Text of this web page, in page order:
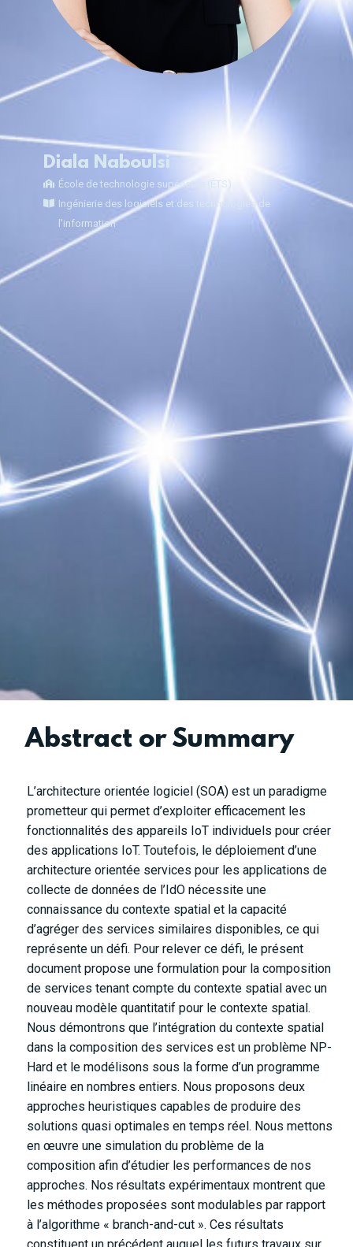
Diala Naboulsi
École de technologie supérieure (ÉTS)
Ingénierie des logiciels et des technologies de
l'information
Abstract or Summary
L’architecture orientée logiciel (SOA) est un paradigme
prometteur qui permet d’exploiter efficacement les
fonctionnalités des appareils IoT individuels pour créer
des applications IoT. Toutefois, le déploiement d’une
architecture orientée services pour les applications de
collecte de données de l’IdO nécessite une
connaissance du contexte spatial et la capacité
d’agréger des services similaires disponibles, ce qui
représente un défi. Pour relever ce défi, le présent
document propose une formulation pour la composition
de services tenant compte du contexte spatial avec un
nouveau modèle quantitatif pour le contexte spatial.
Nous démontrons que l’intégration du contexte spatial
dans la composition des services est un problème NP-
Hard et le modélisons sous la forme d’un programme
linéaire en nombres entiers. Nous proposons deux
approches heuristiques capables de produire des
solutions quasi optimales en temps réel. Nous mettons
en œuvre une simulation du problème de la
composition afin d’étudier les performances de nos
approches. Nos résultats expérimentaux montrent que
les méthodes proposées sont modulables par rapport
à l’algorithme « branch-and-cut ». Ces résultats
constituent un précédent auquel les futurs travaux sur